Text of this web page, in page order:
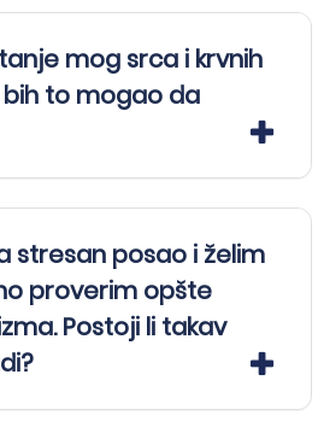
mog srca i krvnih
bih to mogao da
stresan posao i želim
proverim opšte
Postoji li takav